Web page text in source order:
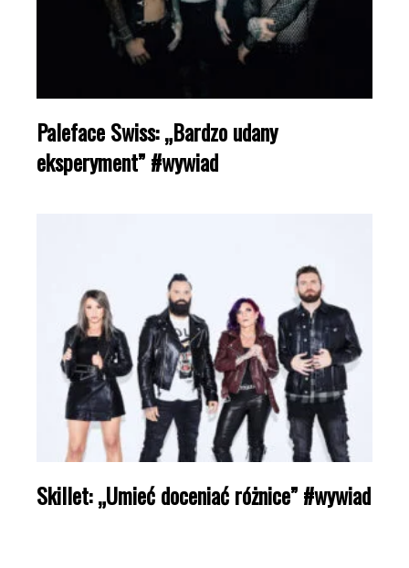
Paleface Swiss: „Bardzo udany
eksperyment” #wywiad
Skillet: „Umieć doceniać różnice” #wywiad